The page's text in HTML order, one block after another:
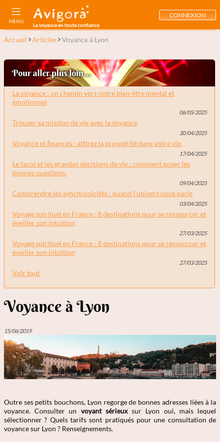
MENU
La voyance en toute confiance
CONNEXION
Accueil Articles Voyance à Lyon
Pour aller plus loin...
La voyance : un chemin vers notre bien-être mental et
émotionnel
06/05/2025
Trouver sa mission de vie avec la voyance
30/04/2025
Voyance et finances : attirez la prospérité dans votre vie.
17/04/2025
Le tarot et les grandes décisions de vie : comment poser les
bonnes questions.
09/04/2025
Comprendre les synchronicités : quand l'univers nous parle
03/04/2025
Voyage spirituel en France : 8 destinations pour se ressourcer et
éveiller son intuition
27/03/2025
Voyage spirituel en France : 8 destinations pour se ressourcer et
éveiller son intuition
27/03/2025
Voir tout
Voyance à Lyon
15/06/2019
Outre ses petits bouchons, Lyon regorge de bonnes adresses liées à la
voyance. Consulter un voyant sérieuxsur Lyon oui, mais lequel
sélectionner ? Quels tarifs sont pratiqués pour une consultation de
voyance sur Lyon ? Renseignements.